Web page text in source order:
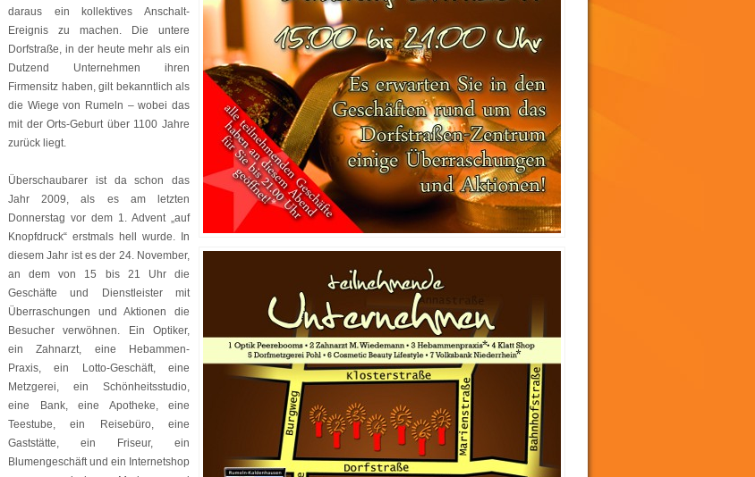
daraus ein kollektives Anschalt-
Ereignis zu machen. Die untere
Dorfstraße, in der heute mehr als ein
Dutzend Unternehmen ihren
Firmensitz haben, gilt bekanntlich als
die Wiege von Rumeln – wobei das
mit der Orts-Geburt über 1100 Jahre
zurück liegt.
Überschaubarer ist da schon das
Jahr 2009, als es am letzten
Donnerstag vor dem 1. Advent „auf
Knopfdruck“ erstmals hell wurde. In
diesem Jahr ist es der 24. November,
an dem von 15 bis 21 Uhr die
Geschäfte und Dienstleister mit
Überraschungen und Aktionen die
Besucher verwöhnen. Ein Optiker,
ein Zahnarzt, eine Hebammen-
Praxis, ein Lotto-Geschäft, eine
Metzgerei, ein Schönheitsstudio,
eine Bank, eine Apotheke, eine
Teestube, ein Reisebüro, eine
Gaststätte, ein Friseur, ein
Blumengeschäft und ein Internetshop